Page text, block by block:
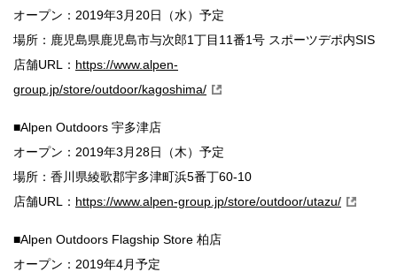
オープン：2019年3月20日（水）予定
場所：鹿児島県鹿児島市与次郎1丁目11番1号 スポーツデポ内SIS
店舗URL： https://www.alpen-
group.jp/store/outdoor/kagoshima/
■Alpen Outdoors 宇多津店
オープン：2019年3月28日（木）予定
場所：香川県綾歌郡宇多津町浜5番丁60-10
店舗URL： https://www.alpen-group.jp/store/outdoor/utazu/
■Alpen Outdoors Flagship Store 柏店
オープン：2019年4月予定